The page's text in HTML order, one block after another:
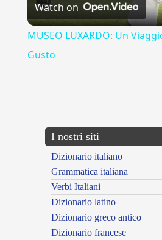
Watch on
MUSEO LUXARDO: Un
Gusto
I nostri siti
Dizionario italiano
Grammatica italiana
Verbi Italiani
Dizionario latino
Dizionario greco antico
Dizionario francese